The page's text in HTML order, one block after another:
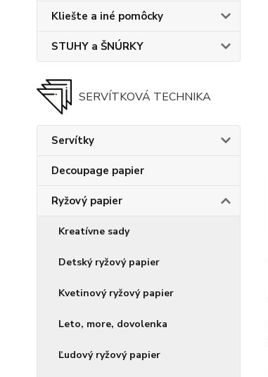
Kliešte a iné pomôcky
STUHY a ŠNÚRKY
SERVÍTKOVÁ TECHNIKA
Servítky
Decoupage papier
Ryžový papier
Kreatívne sady
Detský ryžový papier
Kvetinový ryžový papier
Leto, more, dovolenka
Ľudový ryžový papier